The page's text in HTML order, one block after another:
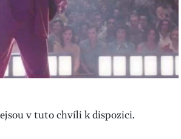
v tuto chvíli k dispozici.